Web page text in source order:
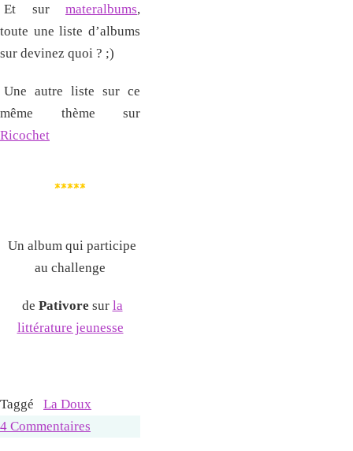
Et sur materalbums,
toute une liste d’albums
sur devinez quoi ? ;)
Une autre liste sur ce
même thème sur
Ricochet
*****
Un album qui participe
au challenge
de Pativore sur la
littérature jeunesse
Taggé
La Doux
4 Commentaires